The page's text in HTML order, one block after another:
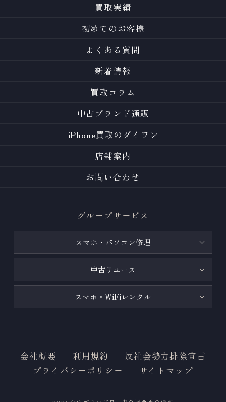
買取実績
初めてのお客様
よくある質問
新着情報
買取コラム
中古ブランド通販
iPhone買取のダイワン
店舗案内
お問い合わせ
グループサービス
スマホ・パソコン修理
中古リユース
スマホ・WiFiレンタル
会社概要 利用規約
反社会勢力排除宣言
プライバシーポリシー
サイトマップ